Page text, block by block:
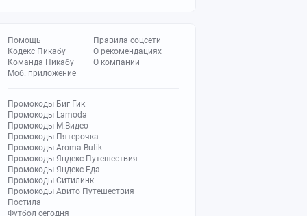
Помощь
Кодекс Пикабу
Команда Пикабу
Моб. приложение
Правила соцсети
О рекомендациях
О компании
Промокоды Биг Гик
Промокоды Lamoda
Промокоды М.Видео
Промокоды Пятерочка
Промокоды Aroma Butik
Промокоды Яндекс Путешествия
Промокоды Яндекс Еда
Промокоды Ситилинк
Промокоды Авито Путешествия
Постила
Футбол сегодня